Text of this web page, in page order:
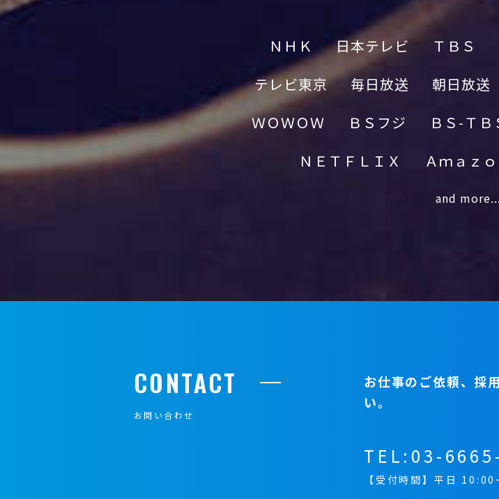
ＮＨＫ 日本テレビ ＴＢＳ
テレビ東京
毎日放送 朝日放送
ＷＯＷＯＷ
ＢＳフジ ＢＳ-ＴＢ
ＮＥＴＦＬＩＸ
Ａｍａｚ
and more...
CONTACT
お問い合わせ
お仕事のご依頼、採
い。
TEL: 03-
【受付時間】平日